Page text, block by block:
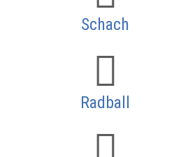
Schach
Radball